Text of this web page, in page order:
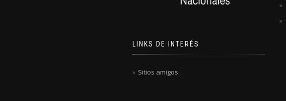
LINKS DE INTERÉS
Sitios amigos